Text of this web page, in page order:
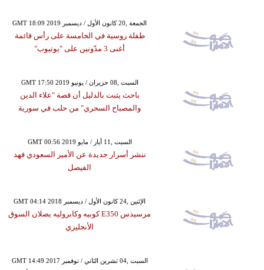
GMT 18:09 2019 الجمعة ,20 كانون الأول / ديسمبر
طفلة روسية في الخامسة على رأس قائمة
أغنى 3 مدّونين على "يوتيوب"
GMT 17:50 2019 السبت ,08 حزيران / يونيو
باحث يثبت بالدليل أن قصة "علاء الدين
والمصباح السحري" من حلب في سورية
GMT 00:56 2019 السبت ,11 أيار / مايو
ننشر أسرار جديدة عن الأمير السعودي فهد
الفيصل
GMT 04:14 2018 الإثنين ,24 كانون الأول / ديسمبر
مرسيدس E350 كوبيه وكابروليه يصلان السوق
الأنجليزي
GMT 14:49 2017 السبت ,04 تشرين الثاني / نوفمبر